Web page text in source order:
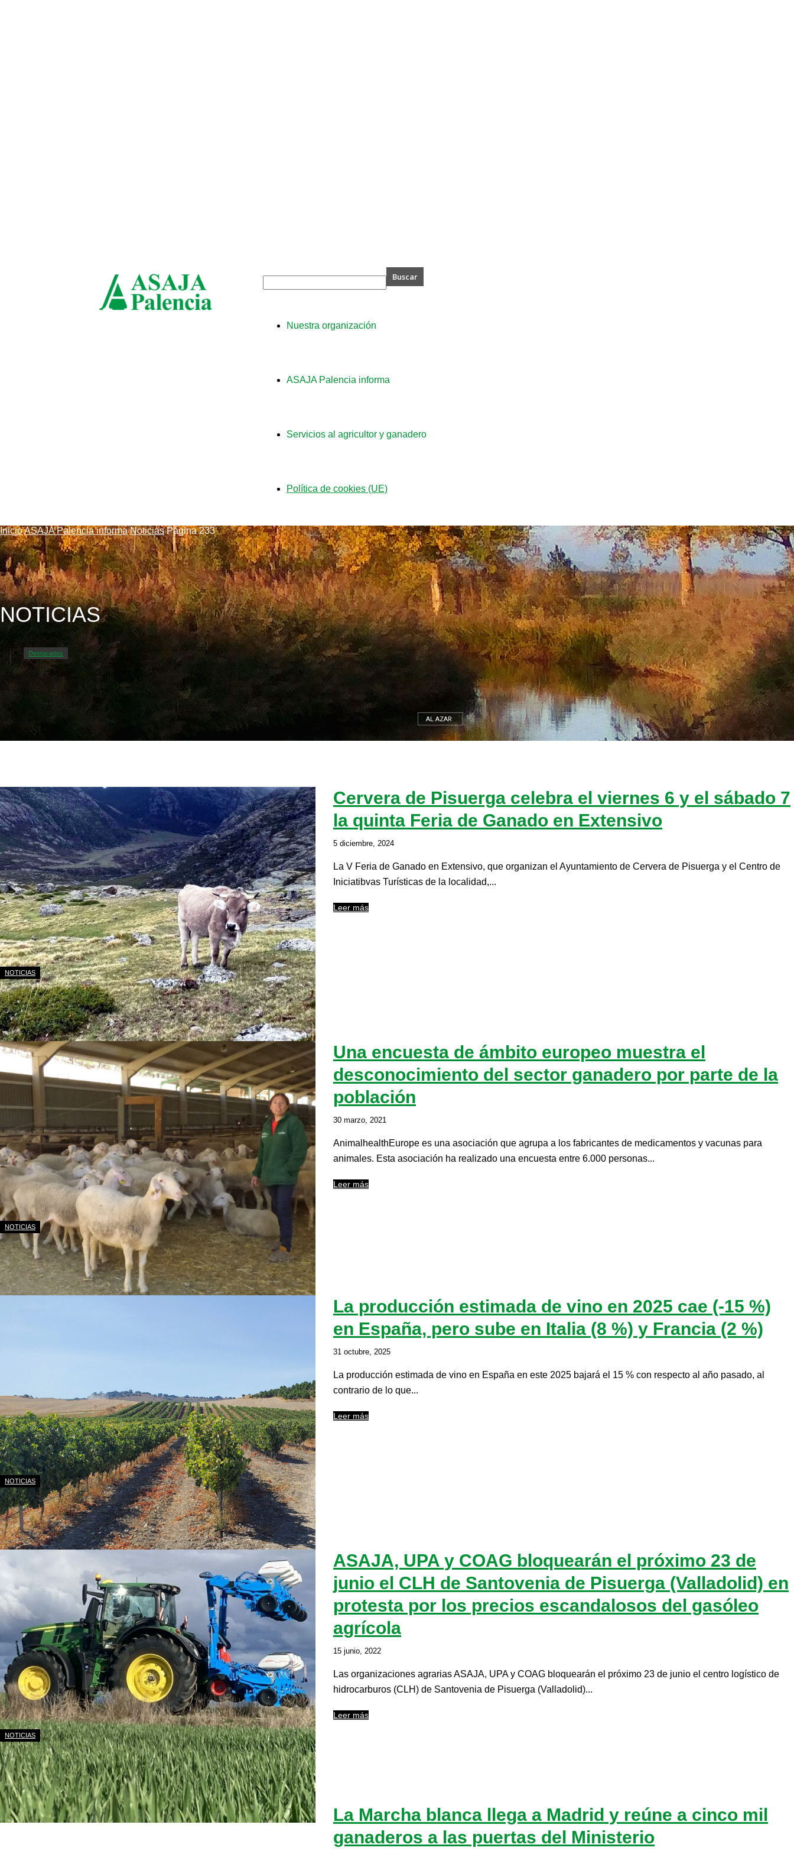
Nuestra organización
ASAJA Palencia informa
Servicios al agricultor y ganadero
Política de cookies (UE)
InicioASAJA Palencia informa Noticias Página 233
NOTICIAS
Destacados
AL AZAR
NOTICIAS
Cervera de Pisuerga celebra el viernes 6 y el sábado 7
la quinta Feria de Ganado en Extensivo
5 diciembre, 2024
La V Feria de Ganado en Extensivo, que organizan el Ayuntamiento de Cervera de Pisuerga y el Centro de
Iniciatibvas Turísticas de la localidad,...
Leer más
NOTICIAS
Una encuesta de ámbito europeo muestra el
desconocimiento del sector ganadero por parte de la
población
30 marzo, 2021
AnimalhealthEurope es una asociación que agrupa a los fabricantes de medicamentos y vacunas para
animales. Esta asociación ha realizado una encuesta entre 6.000 personas...
Leer más
NOTICIAS
La producción estimada de vino en 2025 cae (-15 %)
en España, pero sube en Italia (8 %) y Francia (2 %)
31 octubre, 2025
La producción estimada de vino en España en este 2025 bajará el 15 % con respecto al año pasado, al
contrario de lo que...
Leer más
NOTICIAS
ASAJA, UPA y COAG bloquearán el próximo 23 de
junio el CLH de Santovenia de Pisuerga (Valladolid) en
protesta por los precios escandalosos del gasóleo
agrícola
15 junio, 2022
Las organizaciones agrarias ASAJA, UPA y COAG bloquearán el próximo 23 de junio el centro logístico de
hidrocarburos (CLH) de Santovenia de Pisuerga (Valladolid)...
Leer más
La Marcha blanca llega a Madrid y reúne a cinco mil
ganaderos a las puertas del Ministerio